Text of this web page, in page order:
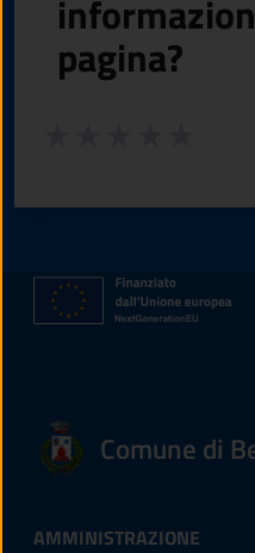
pagina?
Comune di
AMMINISTRAZIONE